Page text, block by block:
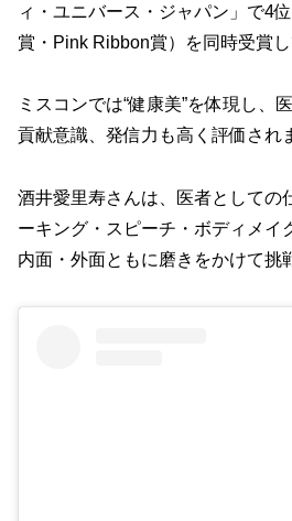
ィ・ユニバース・ジャパン」で4
賞・Pink Ribbon賞）を同時受賞し
ミスコンでは“健康美”を体現し、
貢献意識、発信力も高く評価され
酒井愛里寿さんは、医者としての
ーキング・スピーチ・ボディメイ
内面・外面ともに磨きをかけて挑